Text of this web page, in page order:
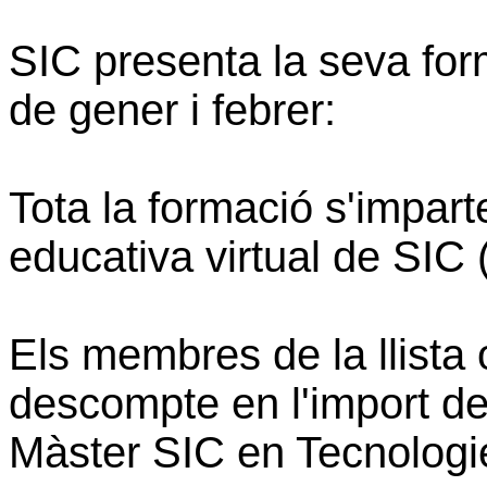
SIC presenta la seva
de gener i febrer:
Tota la formació
educativa virtual de SIC
Els membres de la llista
descompte en l'import
Màster SIC en